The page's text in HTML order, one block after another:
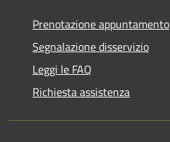
Prenotazione appuntamento
Segnalazione disservizio
Leggi le FAQ
Richiesta assistenza